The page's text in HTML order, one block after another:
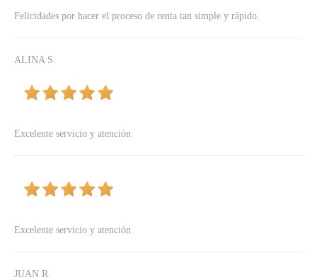
Felicidades por hacer el proceso de renta tan simple y rápido.
ALINA S.
Excelente servicio y atención
Excelente servicio y atención
JUAN R.